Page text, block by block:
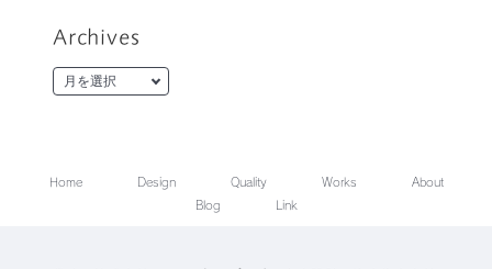
Archives
Home Design Quality Works
About
Blog
Link